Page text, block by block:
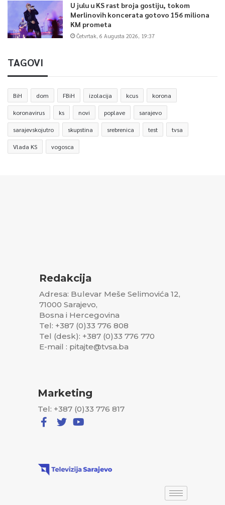
U julu u KS rast broja gostiju, tokom
Merlinovih koncerata gotovo 156 miliona
KM prometa
Četvrtak, 6 Augusta 2026, 19:37
TAGOVI
BiH dom FBiH izolacija kcus korona
koronavirus ks novi poplave sarajevo
sarajevskojutro skupstina srebrenica test tvsa
Vlada KS vogosca
Redakcija
Adresa: Bulevar Meše Selimovića 12,
71000 Sarajevo,
Bosna i Hercegovina
Tel: +387 (0)33 776 808
Tel (desk): +387 (0)33 776 770
E-mail : pitajte@tvsa.ba
Marketing
Tel: +387 (0)33 776 817